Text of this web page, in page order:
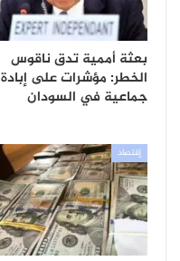
بعثة أممية تدق ناقوس
الخطر: مؤشرات على إبادة
جماعية في السودان
إقتصاد